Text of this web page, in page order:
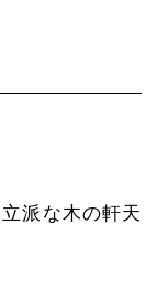
派な木の軒天